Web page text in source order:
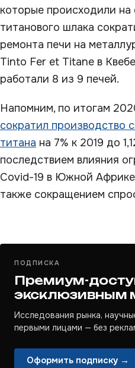
которые происходили на
титанового шлака
ремонта печи на
Tinto Fer et Titane в
работали 8 из 9 печей.
Напомним, по итогам
сократил производство
титана на 7% к 2019 до
последствием влияния
Covid-19 в Южной Африке
также сокращением
ПОДПИСКА
Премиум-
эксклюзивным
Исследования рынка,
первыми лицами — без
Оформить подписку →